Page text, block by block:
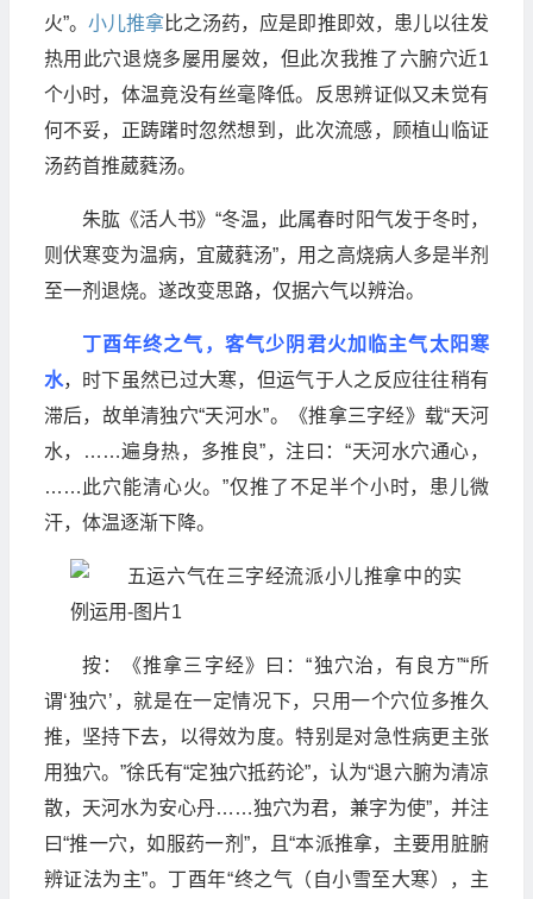
火”。 小儿推拿比之汤药，应是即推即效，患儿以往发
热用此穴退烧多屡用屡效，但此次我推了六腑穴近1
个小时，体温竟没有丝毫降低。反思辨证似又未觉有
何不妥，正踌躇时忽然想到，此次流感，顾植山临证
汤药首推葳蕤汤。
朱肱《活人书》“冬温，此属春时阳气发于冬时，
则伏寒变为温病，宜葳蕤汤”，用之高烧病人多是半剂
至一剂退烧。遂改变思路，仅据六气以辨治。
丁酉年终之气，客气少阴君火加临主气太阳寒
水，时下虽然已过大寒，但运气于人之反应往往稍有
滞后，故单清独穴“天河水”。《推拿三字经》载“天河
水，……遍身热，多推良”，注曰：“天河水穴通心，
……此穴能清心火。”仅推了不足半个小时，患儿微
汗，体温逐渐下降。
按：《推拿三字经》曰：“独穴治，有良方”“所
谓‘独穴’，就是在一定情况下，只用一个穴位多推久
推，坚持下去，以得效为度。特别是对急性病更主张
用独穴。”徐氏有“定独穴抵药论”，认为“退六腑为清凉
散，天河水为安心丹……独穴为君，兼字为使”，并注
曰“推一穴，如服药一剂”，且“本派推拿，主要用脏腑
辨证法为主”。丁酉年“终之气（自小雪至大寒），主